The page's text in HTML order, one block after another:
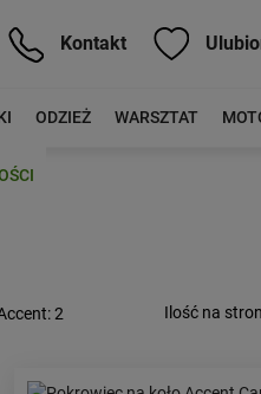
Kontakt
ODZIEŻ WARSZTAT
Ilość na
: 2